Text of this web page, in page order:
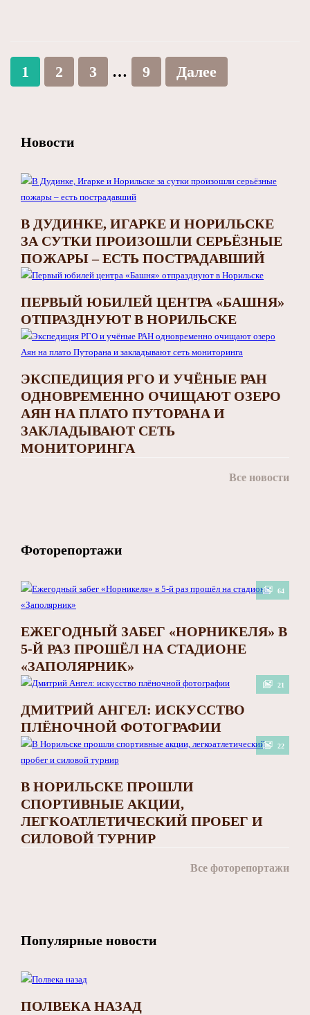
1 2 3 … 9 Далее
Новости
В ДУДИНКЕ, ИГАРКЕ И НОРИЛЬСКЕ
ЗА СУТКИ ПРОИЗОШЛИ СЕРЬЁЗНЫЕ
ПОЖАРЫ – ЕСТЬ ПОСТРАДАВШИЙ
ПЕРВЫЙ ЮБИЛЕЙ ЦЕНТРА «БАШНЯ»
ОТПРАЗДНУЮТ В НОРИЛЬСКЕ
ЭКСПЕДИЦИЯ РГО И УЧЁНЫЕ РАН
ОДНОВРЕМЕННО ОЧИЩАЮТ ОЗЕРО
АЯН НА ПЛАТО ПУТОРАНА И
ЗАКЛАДЫВАЮТ СЕТЬ
МОНИТОРИНГА
Все новости
Фоторепортажи
64
ЕЖЕГОДНЫЙ ЗАБЕГ «НОРНИКЕЛЯ» В
5-Й РАЗ ПРОШЁЛ НА СТАДИОНЕ
«ЗАПОЛЯРНИК»
21
ДМИТРИЙ АНГЕЛ: ИСКУССТВО
ПЛЁНОЧНОЙ ФОТОГРАФИИ
22
В НОРИЛЬСКЕ ПРОШЛИ
СПОРТИВНЫЕ АКЦИИ,
ЛЕГКОАТЛЕТИЧЕСКИЙ ПРОБЕГ И
СИЛОВОЙ ТУРНИР
Все фоторепортажи
Популярные новости
ПОЛВЕКА НАЗАД